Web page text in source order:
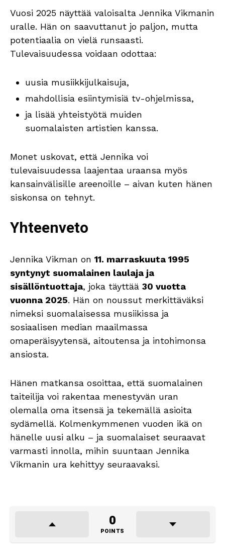
Vuosi 2025 näyttää valoisalta Jennika Vikmanin
uralle. Hän on saavuttanut jo paljon, mutta
potentiaalia on vielä runsaasti.
Tulevaisuudessa voidaan odottaa:
uusia musiikkijulkaisuja,
mahdollisia esiintymisiä tv-ohjelmissa,
ja lisää yhteistyötä muiden
suomalaisten artistien kanssa.
Monet uskovat, että Jennika voi
tulevaisuudessa laajentaa uraansa myös
kansainvälisille areenoille – aivan kuten hänen
siskonsa on tehnyt.
Yhteenveto
Jennika Vikman on 11. marraskuuta 1995
syntynyt suomalainen laulaja ja
sisällöntuottaja, joka täyttää 30 vuotta
vuonna 2025. Hän on noussut merkittäväksi
nimeksi suomalaisessa musiikissa ja
sosiaalisen median maailmassa
omaperäisyytensä, aitoutensa ja intohimonsa
ansiosta.
Hänen matkansa osoittaa, että suomalainen
taiteilija voi rakentaa menestyvän uran
olemalla oma itsensä ja tekemällä asioita
sydämellä. Kolmenkymmenen vuoden ikä on
hänelle uusi alku – ja suomalaiset seuraavat
varmasti innolla, mihin suuntaan Jennika
Vikmanin ura kehittyy seuraavaksi.
0
POINTS